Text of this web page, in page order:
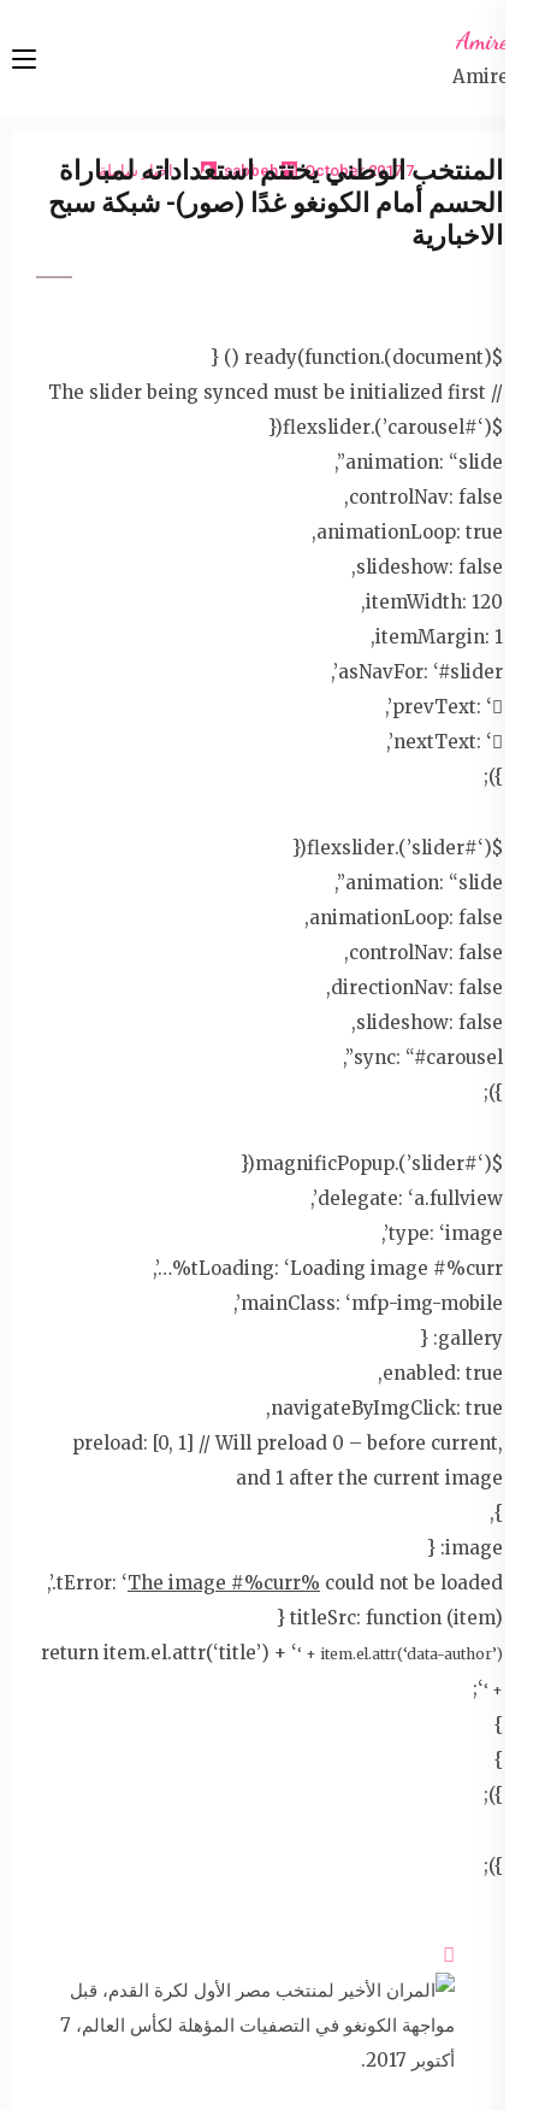
content
Enter)
Amireta
Amireta
7 October 2017
sabbeh اخبار شاملة
المنتخب الوطني يختتم استعداداته لمباراة
الحسم أمام الكونغو غدًا (صور)- شبكة سبح
الاخبارية
$(document).ready(function () {
// The slider being synced must be initialized first
$(‘#carousel’).flexslider({
animation: “slide”,
controlNav: false,
animationLoop: true,
slideshow: false,
itemWidth: 120,
itemMargin: 1,
asNavFor: ‘#slider’,
prevText: ‘’,
nextText: ‘’,
});
$(‘#slider’).flexslider({
animation: “slide”,
animationLoop: false,
controlNav: false,
directionNav: false,
slideshow: false,
sync: “#carousel”,
});
$(‘#slider’).magnificPopup({
delegate: ‘a.fullview’,
type: ‘image’,
tLoading: ‘Loading image #%curr%…’,
mainClass: ‘mfp-img-mobile’,
gallery: {
enabled: true,
navigateByImgClick: true,
preload: [0, 1] // Will preload 0 – before current,
and 1 after the current image
},
image: {
tError: ‘The image #%curr% could not be loaded.’,
titleSrc: function (item) {
return item.el.attr(‘title’) + ‘‘ + item.el.attr(‘data-author’)
+ ‘
‘;
}
}
});
});
